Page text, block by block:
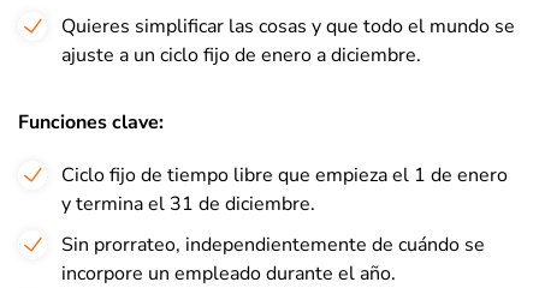
Quieres simplificar las cosas y que todo el mundo se
ajuste a un ciclo fijo de enero a diciembre.
Funciones clave:
Ciclo fijo de tiempo libre que empieza el 1 de enero
y termina el 31 de diciembre.
Sin prorrateo, independientemente de cuándo se
incorpore un empleado durante el año.